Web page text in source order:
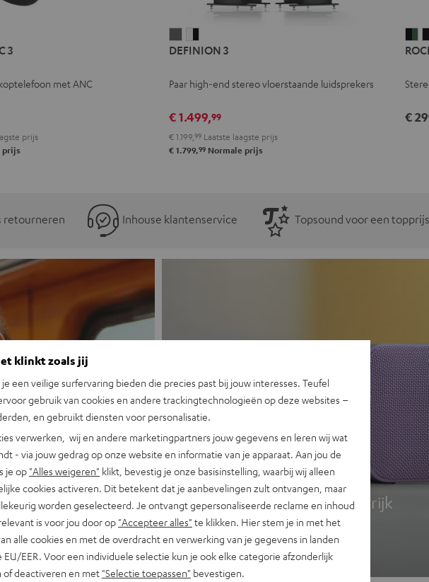
3
met ANC
prijs
prijs
3
3
DEFINION 3
Paar high-end stereo vloerstaande luidsprekers
€ 1.499,99
€ 1.199, 99 Laatste laagste prijs
€ 1.799,99 Normale prijs
€
retourneren Inhouse klantenservice Topsound voor een topprijs
MOTIV® GO 2
Portable, krachtig, kleurrijk
Nu ontdekken
klinkt zoals jij
je een veilige surfervaring bieden die precies past bij jouw interesses. Teufel
gebruik van cookies en andere trackingtechnologieën op deze websites –
en gebruikt diensten voor personalisatie.
verwerken, wij en andere marketingpartners jouw gegevens en leren wij wat
- via jouw gedrag op onze website en informatie van je apparaat. Aan jou de
je op "Alles weigeren" klikt, bevestig je onze basisinstelling, waarbij wij alleen
cookies activeren. Dit betekent dat je aanbevelingen zult ontvangen, maar
worden geselecteerd. Je ontvangt gepersonaliseerde reclame en inhoud
is voor jou door op "Accepteer alles" te klikken. Hier stem je in met het
alle cookies en met de overdracht en verwerking van je gegevens in landen
EU/EER. Voor een individuele selectie kun je ook elke categorie afzonderlijk
of deactiveren en met "Selectie toepassen" bevestigen.